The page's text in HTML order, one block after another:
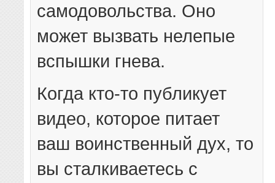
самодовольства. Оно
может вызвать нелепые
вспышки гнева.
Когда кто-то публикует
видео, которое питает
ваш воинственный дух, то
вы сталкиваетесь с